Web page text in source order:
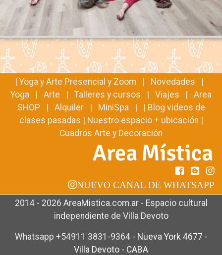
| Yoga y Arte Presencial y Zoom | Novedades
|
Yoga
| Arte | Talleres y cursos | Viajes | Area
SHOP | Alquiler| MiniSpa | | Blog videos de
clases pasadas | Nuestro espacio + ubicación |
Cuadros Arte y Decoración
NUEVO CANAL DE WHATSAPP
2014 - 2026 AreaMistica.com.ar - Espacio cultural
independiente de Villa Devoto
Whatsapp +54911 3831-9364 - Nueva York 4677 -
Villa Devoto - CABA